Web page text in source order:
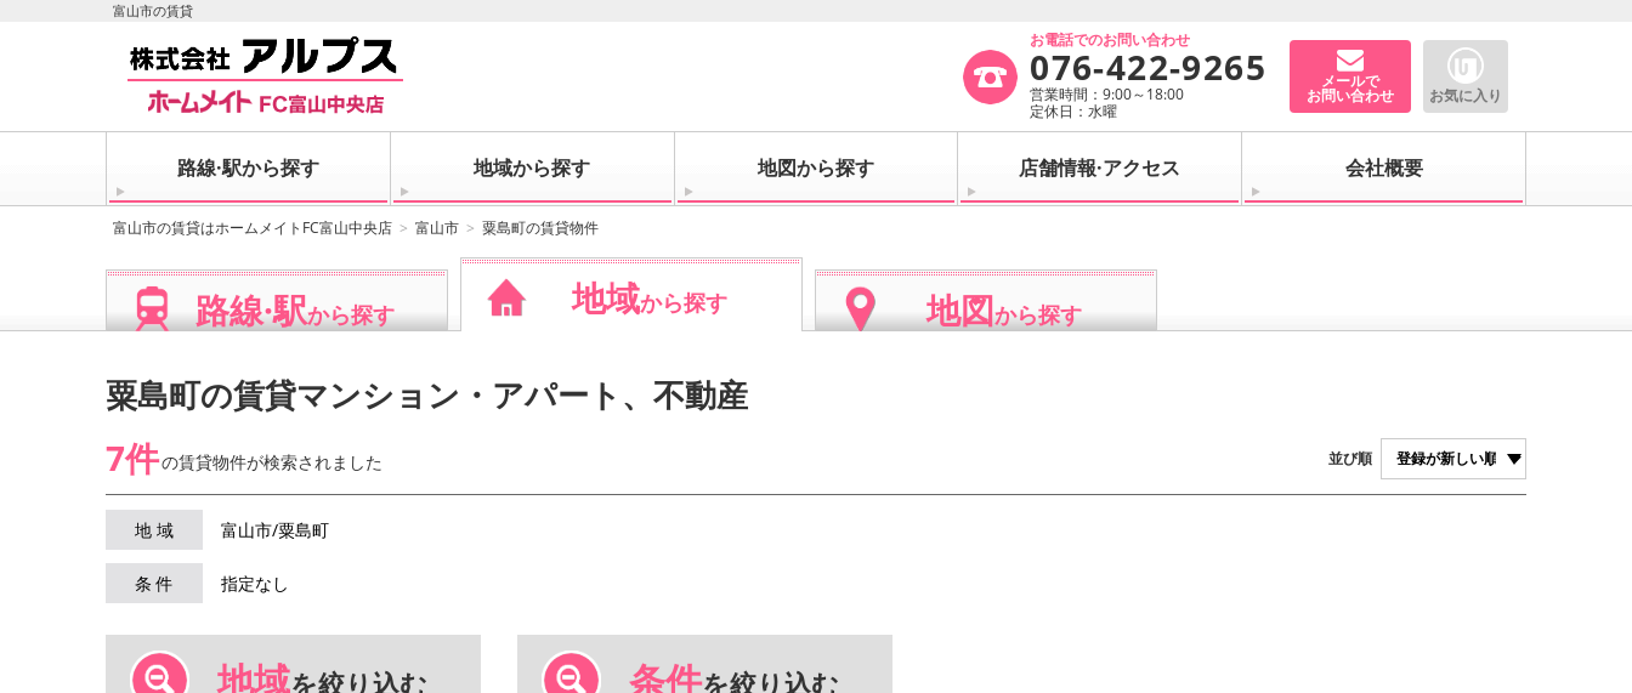
富山市の賃貸
お電話でのお問い合わせ
076-422-9265
営業時間：9:00～18:00
定休日：水曜
メールで
お問い合わせ お気に入り
路線·駅から探す 地域から探す 地図から探す 店舗情報·アクセス 会社概要
富山市の賃貸はホームメイトFC富山中央店 富山市 粟島町の賃貸物件
路線·駅から探す 地域から探す 地図から探す
粟島町の賃貸マンション・アパート、不動産
7件の賃貸物件が検索されました 並び順
地 域 富山市/粟島町
条 件 指定なし
地域を絞り込む 条件を絞り込む